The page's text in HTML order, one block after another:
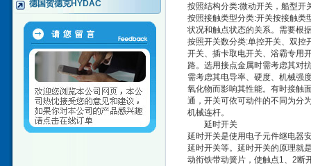
德国贺德克HYDAC
按照结构分类:微动开关，船型开
按照接触类型分类:开关按接触类
状况和触点状态的关系。需要根
按照开关数分类:单控开关、双控
开关、插卡取电开关、浴霸专用
路。选用接点金属时需考虑其对
需考虑其电导率、硬度、机械强
氧化物而影响其性能。有时接触
通，开关可依可动件的不同为分
机械连杆。
延时开关
延时开关是使用电子元件继电器
延时开关等。延时开关的原理就
动衔铁带动簧片，使触点1、2断